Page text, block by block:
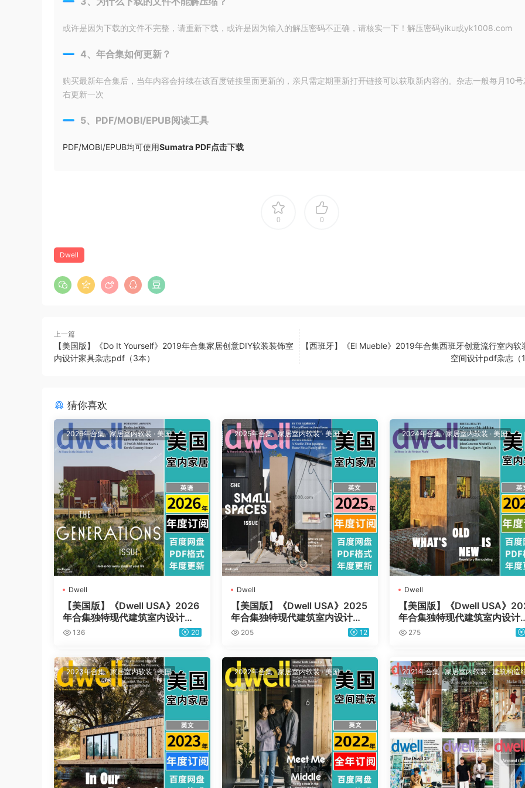
或许是因为下载的文件不完整，请重新下载，或许是因为输入的解压密码不正确，请核实一下！解压密码yiku或yk1008.com
4、年合集如何更新？
购买最新年合集后，当年内容会持续在该百度链接里面更新的，亲只需定期重新打开链接可以获取新内容的。杂志一般每月10号
右更新一次
5、PDF/MOBI/EPUB阅读工具
PDF/MOBI/EPUB均可使用Sumatra PDF点击下载
0 0
Dwell
上一篇
【美国版】《Do It Yourself》2019年合集家居创意DIY软装装饰室
内设计家具杂志pdf（3本）
【西班牙】《El Mueble》2019年合集西班牙创意流行室内软
空间设计pdf杂志（
猜你喜欢
2026年合集·家居室内软装 · 美国
Dwell
【美国版】《Dwell USA》2026
年合集独特现代建筑室内设计杂
志pdf电子版（年订阅）
136 20
2025年合集·家居室内软装· 美国
Dwell
【美国版】《Dwell USA》2025
年合集独特现代建筑室内设计杂
志pdf电子版（年订阅）
205 12
2024年合集·家居室内软装 ·美国
Dwell
【美国版】《Dwell USA》
年合集独特现代建筑室内设计
志pdf电子版（年订阅）
275
2023年合集·家居室内软装·美国 2022年合集·家居室内软装·美国 2021年合集 ·家居室内软装·建筑构造
美国